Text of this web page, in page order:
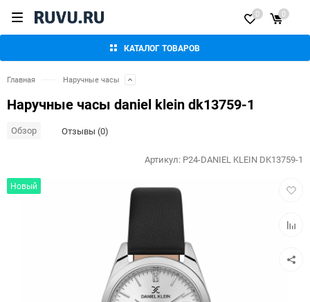
КАТАЛОГ ТОВАРОВ
0 0
Главная Наручные часы
Наручные часы daniel klein dk13759-1
Обзор Отзывы (0)
Новый
Артикул: P24-DANIEL KLEIN DK13759-1